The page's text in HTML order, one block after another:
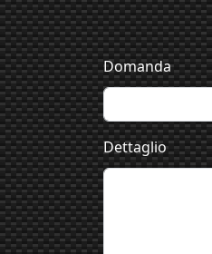
Domanda
Dettaglio